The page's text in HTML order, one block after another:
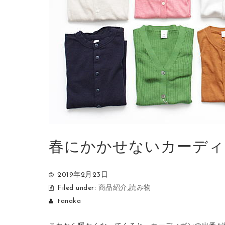
春にかかせないカーデ
2019年2月23日
Filed under: 商品紹介 ,読み物
tanaka